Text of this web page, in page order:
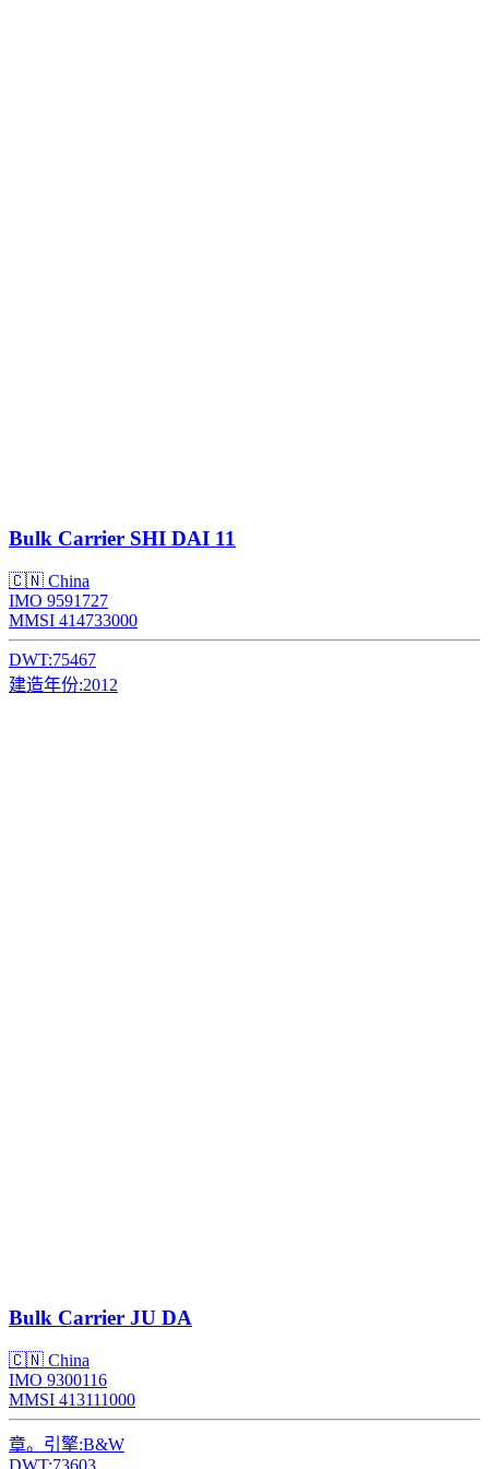
Bulk Carrier SHI DAI 11
🇨🇳 China
IMO 9591727
MMSI 414733000
DWT:75467
建造年份:2012
Bulk Carrier JU DA
🇨🇳 China
IMO 9300116
MMSI 413111000
章。引擎:B&W
DWT:73603